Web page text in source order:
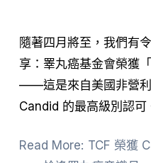
隨著四月將至，我們有
享：睪丸癌基金會榮獲
——這是來自美國非營
Candid 的最高級別認可
Read More: TCF 榮獲